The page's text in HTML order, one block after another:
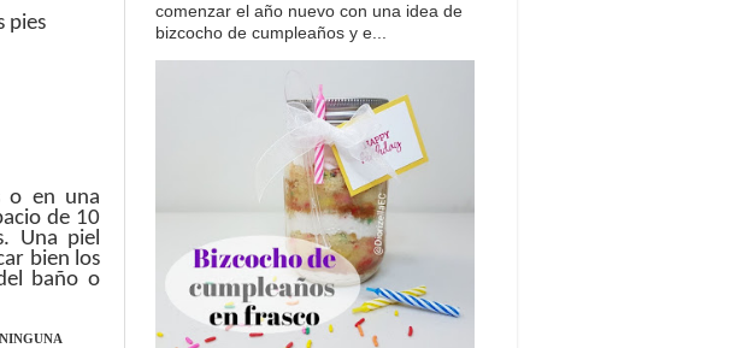
pies
o en una
de 10
Una piel
bien los
baño o
comenzar el año nuevo con una idea de
bizcocho de cumpleaños y e...